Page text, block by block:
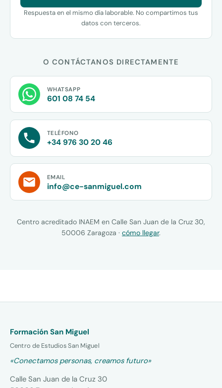
Respuesta en el mismo día laborable. No compartimos tus
datos con terceros.
O CONTÁCTANOS DIRECTAMENTE
WHATSAPP
601 08 74 54
TELÉFONO
+34 976 30 20 46
EMAIL
info@ce-sanmiguel.com
Centro acreditado INAEM en Calle San Juan de la Cruz 30,
50006 Zaragoza · cómo llegar.
Formación San Miguel
Centro de Estudios San Miguel
«Conectamos personas, creamos futuro»
Calle San Juan de la Cruz 30